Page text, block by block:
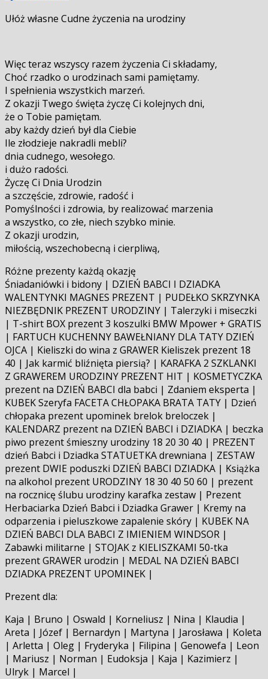
Ułóż własne Cudne życzenia na urodziny
Więc teraz wszyscy razem życzenia Ci składamy,
Choć rzadko o urodzinach sami pamiętamy.
I spełnienia wszystkich marzeń.
Z okazji Twego święta życzę Ci kolejnych dni,
że o Tobie pamiętam.
aby każdy dzień był dla Ciebie
Ile złodzieje nakradli mebli?
dnia cudnego, wesołego.
i dużo radości.
Życzę Ci Dnia Urodzin
a szczęście, zdrowie, radość i
Pomyślności i zdrowia, by realizować marzenia
a wszystko, co złe, niech szybko minie.
Z okazji urodzin,
miłością, wszechobecną i cierpliwą,
Różne prezenty każdą okazję
Śniadaniówki i bidony | DZIEŃ BABCI I DZIADKA
WALENTYNKI MAGNES PREZENT | PUDEŁKO SKRZYNKA
NIEZBĘDNIK PREZENT URODZINY | Talerzyki i miseczki
| T-shirt BOX prezent 3 koszulki BMW Mpower + GRATIS
| FARTUCH KUCHENNY BAWEŁNIANY DLA TATY DZIEŃ
OJCA | Kieliszki do wina z GRAWER Kieliszek prezent 18
40 | Jak karmić bliźnięta piersią? | KARAFKA 2 SZKLANKI
Z GRAWEREM URODZINY PREZENT HIT | KOSMETYCZKA
prezent na DZIEŃ BABCI dla babci | Zdaniem eksperta |
KUBEK Szeryfa FACETA CHŁOPAKA BRATA TATY | Dzień
chłopaka prezent upominek brelok breloczek |
KALENDARZ prezent na DZIEŃ BABCI i DZIADKA | beczka
piwo prezent śmieszny urodziny 18 20 30 40 | PREZENT
dzień Babci i Dziadka STATUETKA drewniana | ZESTAW
prezent DWIE poduszki DZIEŃ BABCI DZIADKA | Książka
na alkohol prezent URODZINY 18 30 40 50 60 | prezent
na rocznicę ślubu urodziny karafka zestaw | Prezent
Herbaciarka Dzień Babci i Dziadka Grawer | Kremy na
odparzenia i pieluszkowe zapalenie skóry | KUBEK NA
DZIEŃ BABCI DLA BABCI Z IMIENIEM WINDSOR |
Zabawki militarne | STOJAK z KIELISZKAMI 50-tka
prezent GRAWER urodzin | MEDAL NA DZIEŃ BABCI
DZIADKA PREZENT UPOMINEK |
Prezent dla:
Kaja | Bruno | Oswald | Korneliusz | Nina | Klaudia |
Areta | Józef | Bernardyn | Martyna | Jarosława | Koleta
| Arletta | Oleg | Fryderyka | Filipina | Genowefa | Leon
| Mariusz | Norman | Eudoksja | Kaja | Kazimierz |
Ulryk | Marcel |